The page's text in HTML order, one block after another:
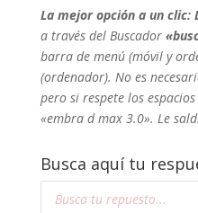
La mejor opción a un clic:
a través del Buscador
barra de menú (móvil y
(ordenador). Noes
pero si respete los
«embra d max 3.0». Le
Busca aquí tu
Búsqueda